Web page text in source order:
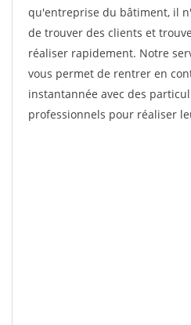
qu'entreprise du bâtiment, il
de trouver des clients et
réaliser rapidement. Notre
vous permet de rentrer en
instantannée avec des
professionnels pour réaliser